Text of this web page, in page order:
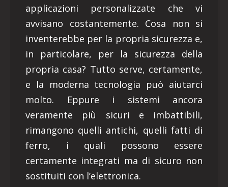
applicazioni personalizzate che vi
avvisano costantemente. Cosa non si
inventerebbe per la propria sicurezza e,
in particolare, per la sicurezza della
propria casa? Tutto serve, certamente,
e la moderna tecnologia può aiutarci
molto. Eppure i sistemi ancora
veramente più sicuri e imbattibili,
rimangono quelli antichi, quelli fatti di
ferro, i quali possono essere
certamente integrati ma di sicuro non
sostituiti con l’elettronica.